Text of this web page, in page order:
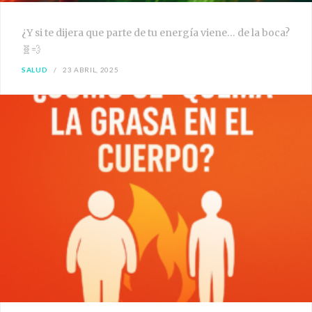
¿Y si te dijera que parte de tu energía viene… de la boca?
🧬💨
SALUD 23 ABRIL, 2025